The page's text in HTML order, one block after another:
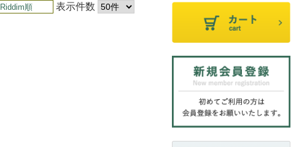
Riddim順 表示件数